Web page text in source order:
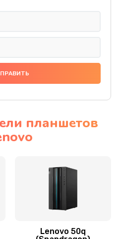
(экрана)
тачскрина
питания
планшетов
Lenovo 50q